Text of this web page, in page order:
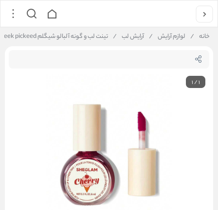
خانه / لوازم آرایش / آرایش لب / تینت لب و گونه آلبالو شیگلم for the flush lip & cheek pickeed
1/1